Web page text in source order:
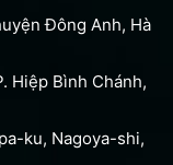
Đông Anh, Hà
Hiệp Bình Chánh,
ku, Nagoya-shi,